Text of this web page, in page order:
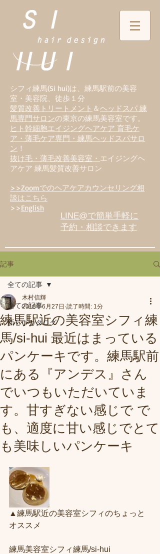
シフィ練馬(Si hui)は、 練馬駅前の美容
室・美容院、徒歩１分
髪質改善トリートメント ＆ヘッドスパ 練
馬専門サロンの東京の練馬美容室です。
ヒト幹細胞エイジングヘアケア 育毛ケ
ア・薄毛ケア専門・練馬ヘッドスパサロ
ン ！
抜け毛・薄毛改善美容室・ エイジングヘ
アケア 練馬髪質改善サロン
>>Zoomでのヘアケアカウンセリング相
談はこちら
>>English
LINE@で簡単手軽に
予約・相談できます
記事
全ての記事
新しいカタログ
全ての記事
練馬駅近の美容室シフィ練
馬/si-hui 最近はまっている
パンケーキです。練馬駅前
にある『アンデス』さん
でいつもいただいていま
す。甘すぎない感じで で
も、適度に甘い感じでとて
も美味しいパンケーキ
木村信輝
2018年6月27日 読了時間: 1分
▲練馬駅近の美容室シフィのちょっと
オススメ
練馬美容室シフィ練馬/si-hui